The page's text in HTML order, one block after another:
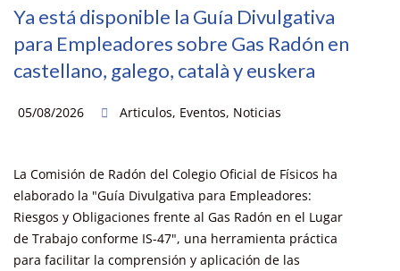
Ya está disponible la Guía Divulgativa
para Empleadores sobre Gas Radón en
castellano, galego, català y euskera
05/08/2026 Articulos, Eventos, Noticias
La Comisión de Radón del Colegio Oficial de Físicos ha
elaborado la "Guía Divulgativa para Empleadores:
Riesgos y Obligaciones frente al Gas Radón en el Lugar
de Trabajo conforme IS-47", una herramienta práctica
para facilitar la comprensión y aplicación de las